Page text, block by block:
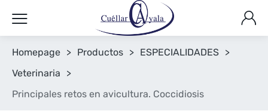
Homepage > Productos > ESPECIALIDADES >
Veterinaria
>
Principales retos en avicultura. Coccidiosis